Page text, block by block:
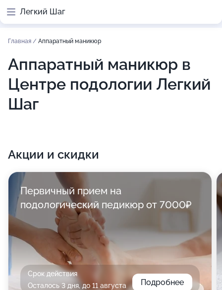
Легкий Шаг
Главная / Аппаратный маникюр
Аппаратный маникюр в
Центре подологии Легкий
Шаг
Акции и скидки
Первичный прием на
подологический педикюр от 7000₽
Срок действия
Осталось 3 дня, до 11 августа
Подробнее